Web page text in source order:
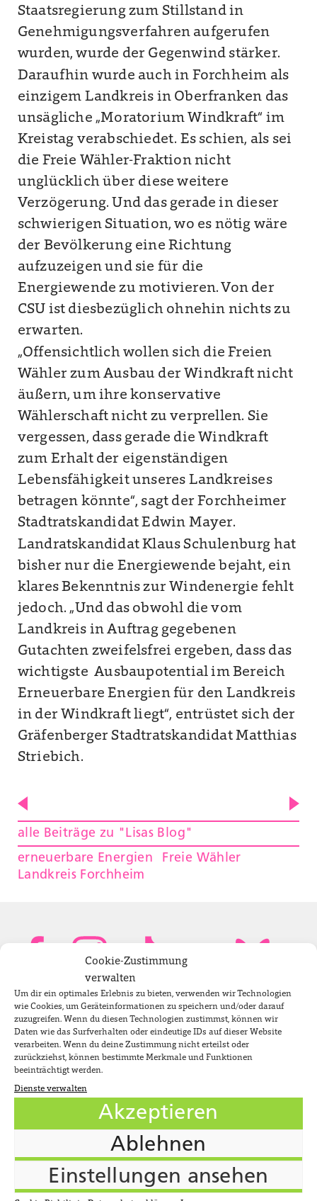
Cookie-Zustimmung
verwalten
Um dir ein optimales Erlebnis zu bieten, verwenden wir Technologien
wie Cookies, um Geräteinformationen zu speichern und/oder darauf
zuzugreifen. Wenn du diesen Technologien zustimmst, können wir
Daten wie das Surfverhalten oder eindeutige IDs auf dieser Website
verarbeiten. Wenn du deine Zustimmung nicht erteilst oder
zurückziehst, können bestimmte Merkmale und Funktionen
beeinträchtigt werden.
Dienste verwalten
Akzeptieren
Ablehnen
Einstellungen ansehen
Staatsregierung zum Stillstand in
Genehmigungsverfahren aufgerufen
wurden, wurde der Gegenwind stärker.
Daraufhin wurde auch in Forchheim als
einzigem Landkreis in Oberfranken das
unsägliche „Moratorium Windkraft“ im
Kreistag verabschiedet. Es schien, als sei
die Freie Wähler-Fraktion nicht
unglücklich über diese weitere
Verzögerung. Und das gerade in dieser
schwierigen Situation, wo es nötig wäre
der Bevölkerung eine Richtung
aufzuzeigen und sie für die
Energiewende zu motivieren. Von der
CSU ist diesbezüglich ohnehin nichts zu
erwarten.
„Offensichtlich wollen sich die Freien
Wähler zum Ausbau der Windkraft nicht
äußern, um ihre konservative
Wählerschaft nicht zu verprellen. Sie
vergessen, dass gerade die Windkraft
zum Erhalt der eigenständigen
Lebensfähigkeit unseres Landkreises
betragen könnte“, sagt der Forchheimer
Stadtratskandidat Edwin Mayer.
Landratskandidat Klaus Schulenburg hat
bisher nur die Energiewende bejaht, ein
klares Bekenntnis zur Windenergie fehlt
jedoch. „Und das obwohl die vom
Landkreis in Auftrag gegebenen
Gutachten zweifelsfrei ergeben, dass das
wichtigste Ausbaupotential im Bereich
Erneuerbare Energien für den Landkreis
in der Windkraft liegt“, entrüstet sich der
Gräfenberger Stadtratskandidat Matthias
Striebich.
alle Beiträge zu "Lisas Blog"
erneuerbare Energien
Freie Wähler
Landkreis Forchheim
Bundestagsabgeordnete
Newsletter
Impressum
Datenschutzerklärung
Cookie-Richtlinie (EU)
Suche